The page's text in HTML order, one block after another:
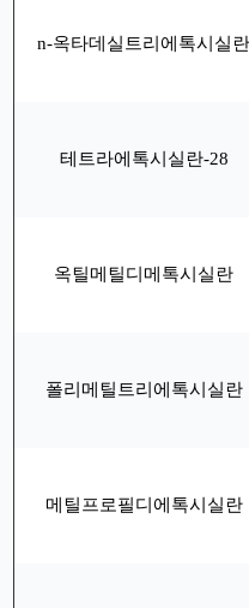
n-옥타데실트리에톡시실란
테트라에톡시실란-28
옥틸메틸디메톡시실란
폴리메틸트리에톡시실란
메틸프로필디에톡시실란